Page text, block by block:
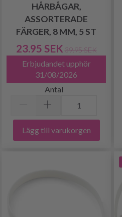
HÅRBÅGAR,
ASSORTERADE
FÄRGER, 8 MM, 5 ST
23.95 SEK 39.95 SEK
Erbjudandet upphör
31/08/2026
Antal
Lägg till varukorgen